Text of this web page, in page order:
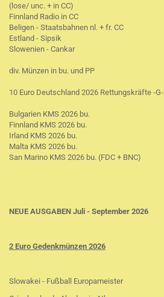
(lose/ unc. + in CC)
Finnland Radio in CC
Beligen - Staatsbahnen nl. + fr. CC
Estland - Sipsik
Slowenien - Cankar
div. Münzen in bu. und PP
10 Euro Deutschland 2026 Rettungskräfte -G-
Bulgarien KMS 2026 bu.
Finnland KMS 2026 bu.
Irland KMS 2026 bu.
Malta KMS 2026 bu.
San Marino KMS 2026 bu. (FDC + BNC)
NEUE AUSGABEN Juli - September 2026
2 Euro Gedenkmünzen 2026
Slowakei - Fußball Europameister